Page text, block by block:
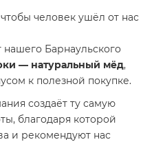
человек ушёл от нас
Барнаульского
— натуральный мёд,
к полезной покупке.
создаёт ту самую
благодаря которой
и рекомендуют нас